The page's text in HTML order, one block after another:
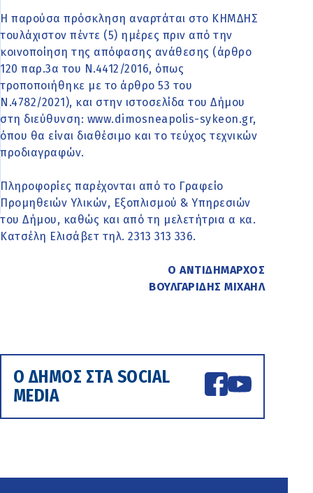
Η παρούσα πρόσκληση αναρτάται στο ΚΗΜΔΗΣ
τουλάχιστον πέντε (5) ημέρες πριν από την
κοινοποίηση της απόφασης ανάθεσης (άρθρο
120 παρ.3α του Ν.4412/2016, όπως
τροποποιήθηκε με το άρθρο 53 του
Ν.4782/2021), και στην ιστοσελίδα του Δήμου
στη διεύθυνση: www.dimosneapolis-sykeon.gr,
όπου θα είναι διαθέσιμο και το τεύχος τεχνικών
προδιαγραφών.
Πληροφορίες παρέχονται από το Γραφείο
Προμηθειών Υλικών, Εξοπλισμού & Υπηρεσιών
του Δήμου, καθώς και από τη μελετήτρια α κα.
Κατσέλη Ελισάβετ τηλ. 2313 313 336.
Ο ΑΝΤΙΔΗΜΑΡΧΟΣ
ΒΟΥΛΓΑΡΙΔΗΣ ΜΙΧΑΗΛ
Ο ΔΗΜΟΣ ΣΤΑ SOCIAL
MEDIA